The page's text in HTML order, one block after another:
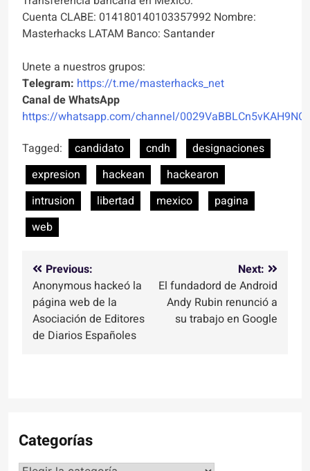
Cuenta CLABE: 014180140103357992 Nombre:
Masterhacks LATAM Banco: Santander
Unete a nuestros grupos:
Telegram: https://t.me/masterhacks_net
Canal de WhatsApp
https://whatsapp.com/channel/
Tagged:
candidato cndh
designaciones
expresion
hackean
hackearon
intrusion
libertad mexico
pagina
web
Navegación
de
entradas
Previous:
Anonymous hackeó la
página web de la
Asociación de Editores
de Diarios Españoles
Next:
El fundadord de Android
Andy Rubin renunció a
su trabajo en Google
Categorías